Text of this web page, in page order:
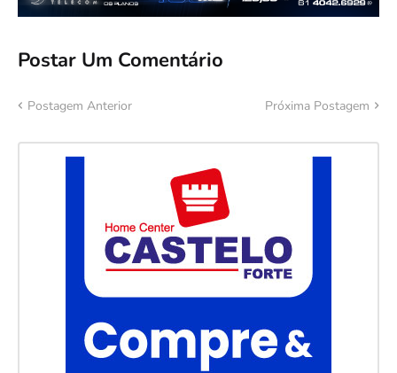
Postar Um Comentário
Postagem Anterior Próxima Postagem